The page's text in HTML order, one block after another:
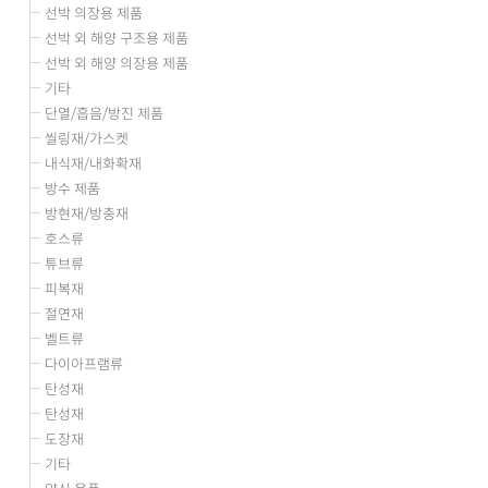
선박 의장용 제품
선박 외 해양 구조용 제품
선박 외 해양 의장용 제품
기타
단열/흡음/방진 제품
씰링재/가스켓
내식재/내화확재
방수 제품
방현재/방충재
호스류
튜브류
피복재
절연재
벨트류
다이아프램류
탄성재
탄성재
도장재
기타